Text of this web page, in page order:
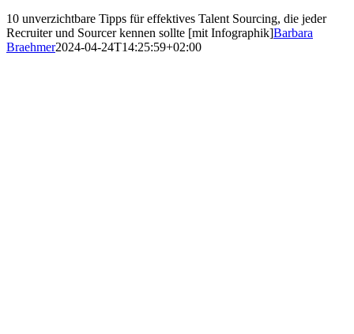
10 unverzichtbare Tipps für effektives Talent Sourcing, die jeder
Recruiter und Sourcer kennen sollte [mit Infographik]Barbara
Braehmer2024-04-24T14:25:59+02:00